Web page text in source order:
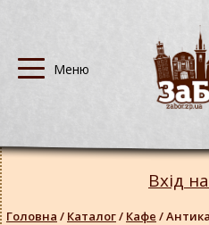
Вхід
Головна / Каталог/ Кафе /